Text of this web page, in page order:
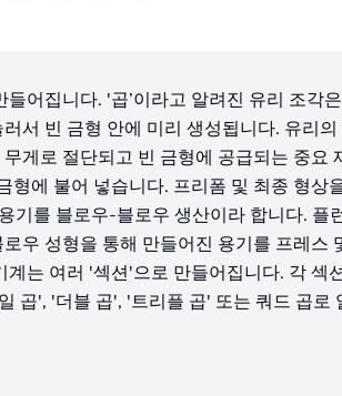
어집니다. '곱’이라고 알려진 유리 조각
서 빈 금형 안에 미리 생성됩니다. 유리의
게로 절단되고 빈 금형에 공급되는 중요
형에 불어 넣습니다. 프리폼 및 최종 형상
기를 블로우-블로우 생산이라 합니다. 플
우 성형을 통해 만들어진 용기를 프레스
는 여러 '섹션'으로 만들어집니다. 각 섹
곱', '더블 곱', '트리플 곱' 또는 쿼드 곱로